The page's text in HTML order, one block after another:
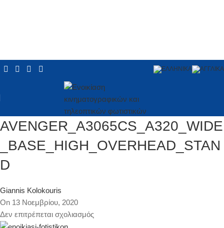
AVENGER_A3065CS_A320_WIDE
_BASE_HIGH_OVERHEAD_STAN
D
Giannis Kolokouris
On 13 Νοεμβρίου, 2020
Δεν επιτρέπεται σχολιασμός